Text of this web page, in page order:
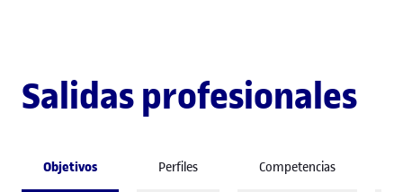
Salidas profesionales
Objetivos Perfiles Competencias